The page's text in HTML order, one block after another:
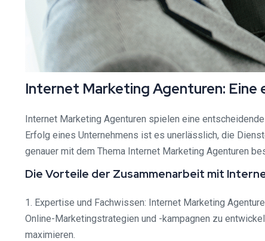
Internet Marketing Agenturen:
Internet Marketing Agenturen spielen eine
Erfolg eines Unternehmens ist es unerlässlich, die
genauer mit dem Thema Internet Marketing Agenturen
Die Vorteile der Zusammenarbeit mit
1. Expertise und Fachwissen: Internet Marketing
Online-Marketingstrategien und -kampagnen zu
maximieren.